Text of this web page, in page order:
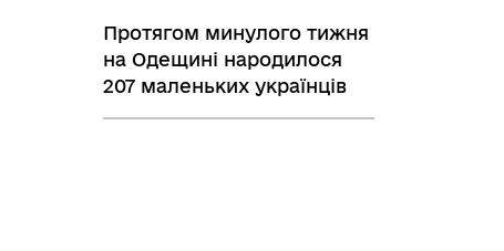
Протягом минулого тижня
на Одещині народилося
207 маленьких українців